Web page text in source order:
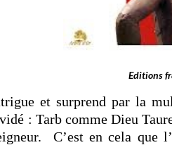
Editions
et surprend par la
: Tarb comme Dieu
C’est en cela que